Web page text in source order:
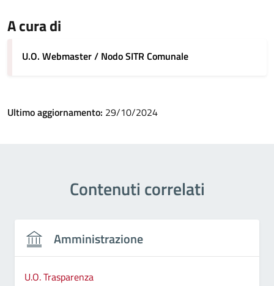
A cura di
U.O. Webmaster / Nodo SITR Comunale
Ultimo aggiornamento: 29/10/2024
Contenuti correlati
Amministrazione
U.O. Trasparenza